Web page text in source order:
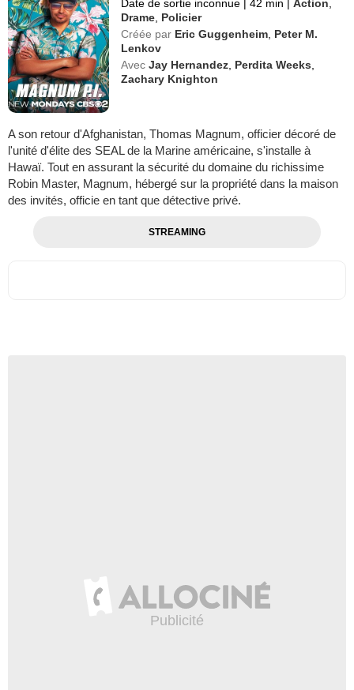
Date de sortie inconnue | 42 min | Action
Drame Policier
Créée par Eric Guggenheim Peter M.
Lenkov
Avec Jay Hernandez Perdita Weeks
Zachary Knighton
A son retour d'Afghanistan, Thomas Magnum, officier décoré de
l'unité d'élite des SEAL de la Marine américaine, s'installe à
Hawaï. Tout en assurant la sécurité du domaine du richissime
Robin Master, Magnum, hébergé sur la propriété dans la maison
des invités, officie en tant que détective privé.
STREAMING